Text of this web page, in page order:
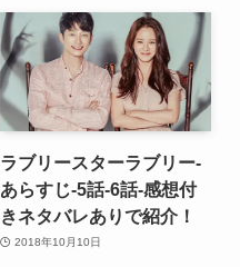
ラブリースターラブリー-
あらすじ-5話-6話-感想付
きネタバレありで紹介！
2018年10月10日